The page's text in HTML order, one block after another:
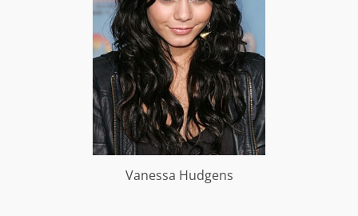
Vanessa Hudgens